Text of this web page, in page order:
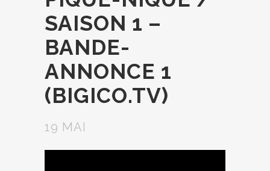
SAISON 1 –
BANDE-
ANNONCE 1
(BIGICO.TV)